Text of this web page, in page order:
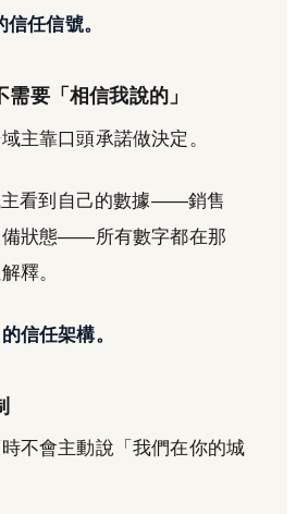
任信號。
要「相信我說的」
主靠口頭承諾做決定。
主看到自己的數據——銷售
備狀態——所有數字都在那
釋。
信任架構。
不會主動說「我們在你的城